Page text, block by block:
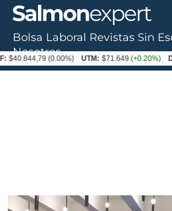
Tag:
erizo
Bolsa Laboral Revistas Sin
Nosotros
$40.844,79(0.00%) UTM: $71.649(+0.20%)